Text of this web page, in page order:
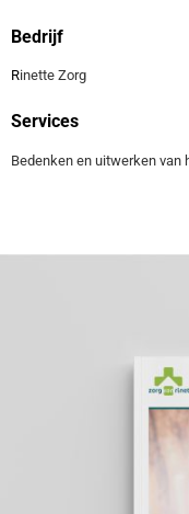
Bedrijf
Rinette Zorg
Services
Bedenken en uitwerken van